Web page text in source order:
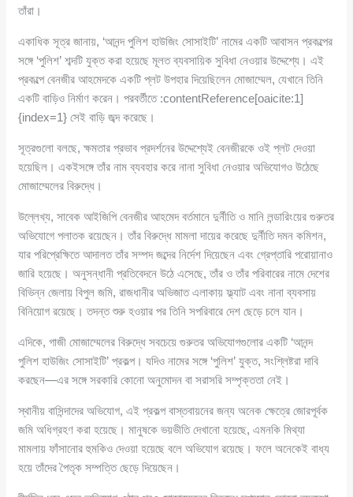
তাঁরা।
একাধিক সূত্র জানায়, ‘আনন্দ পুলিশ হাউজিং সোসাইটি’ নামের একটি আবাসন প্রকল্পের
সঙ্গে ‘পুলিশ’ শব্দটি যুক্ত করা হয়েছে মূলত ব্যবসায়িক সুবিধা নেওয়ার উদ্দেশ্যে। এই
প্রকল্পে বেনজীর আহমেদকে একটি প্লট উপহার দিয়েছিলেন মোজাম্মেল, যেখানে তিনি
একটি বাড়িও নির্মাণ করেন। পরবর্তীতে :contentReference[oaicite:1]
{index=1} সেই বাড়ি জব্দ করেছে।
সূত্রগুলো বলছে, ক্ষমতার প্রভাব প্রদর্শনের উদ্দেশ্যেই বেনজীরকে ওই প্লট দেওয়া
হয়েছিল। একইসঙ্গে তাঁর নাম ব্যবহার করে নানা সুবিধা নেওয়ার অভিযোগও উঠেছে
মোজাম্মেলের বিরুদ্ধে।
উল্লেখ্য, সাবেক আইজিপি বেনজীর আহমেদ বর্তমানে দুর্নীতি ও মানি লন্ডারিংয়ের গুরুতর
অভিযোগে পলাতক রয়েছেন। তাঁর বিরুদ্ধে মামলা দায়ের করেছে দুর্নীতি দমন কমিশন,
যার পরিপ্রেক্ষিতে আদালত তাঁর সম্পদ জব্দের নির্দেশ দিয়েছেন এবং গ্রেপ্তারি পরোয়ানাও
জারি হয়েছে। অনুসন্ধানী প্রতিবেদনে উঠে এসেছে, তাঁর ও তাঁর পরিবারের নামে দেশের
বিভিন্ন জেলায় বিপুল জমি, রাজধানীর অভিজাত এলাকায় ফ্ল্যাট এবং নানা ব্যবসায়
বিনিয়োগ রয়েছে। তদন্ত শুরু হওয়ার পর তিনি সপরিবারে দেশ ছেড়ে চলে যান।
এদিকে, গাজী মোজাম্মেলের বিরুদ্ধে সবচেয়ে গুরুতর অভিযোগগুলোর একটি ‘আনন্দ
পুলিশ হাউজিং সোসাইটি’ প্রকল্প। যদিও নামের সঙ্গে ‘পুলিশ’ যুক্ত, সংশ্লিষ্টরা দাবি
করছেন—এর সঙ্গে সরকারি কোনো অনুমোদন বা সরাসরি সম্পৃক্ততা নেই।
স্থানীয় বাসিন্দাদের অভিযোগ, এই প্রকল্প বাস্তবায়নের জন্য অনেক ক্ষেত্রে জোরপূর্বক
জমি অধিগ্রহণ করা হয়েছে। মানুষকে ভয়ভীতি দেখানো হয়েছে, এমনকি মিথ্যা
মামলায় ফাঁসানোর হুমকিও দেওয়া হয়েছে বলে অভিযোগ রয়েছে। ফলে অনেকেই বাধ্য
হয়ে তাঁদের পৈতৃক সম্পত্তি ছেড়ে দিয়েছেন।